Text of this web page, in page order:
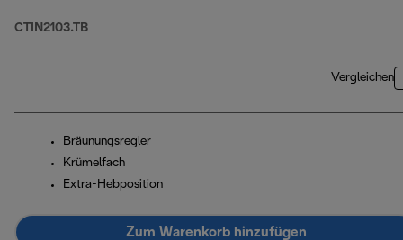
CTIN2103.TB
Vergleichen
Bräunungsregler
Krümelfach
Extra-Hebposition
Zum Warenkorb hinzufügen